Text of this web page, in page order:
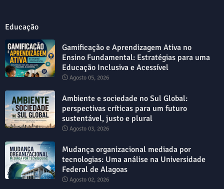
Educação
Gamificação e Aprendizagem Ativa no
Ensino Fundamental: Estratégias para uma
Educação Inclusiva e Acessível
Agosto 05, 2026
Ambiente e sociedade no Sul Global:
perspectivas críticas para um futuro
sustentável, justo e plural
Agosto 03, 2026
Mudança organizacional mediada por
tecnologias: Uma análise na Universidade
Federal de Alagoas
Agosto 02, 2026